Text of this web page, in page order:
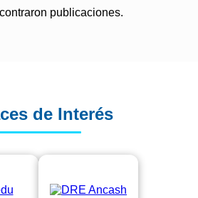
publicaciones.
de Interés